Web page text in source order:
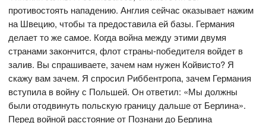
противостоять нападению. Англия сейчас оказывает нажим
на Швецию, чтобы та предоставила ей базы. Германия
делает то же самое. Когда война между этими двумя
странами закончится, флот страны-победителя войдет в
залив. Вы спрашиваете, зачем нам нужен Койвисто? Я
скажу вам зачем. Я спросил Риббентропа, зачем Германия
вступила в войну с Польшей. Он ответил: «Мы должны
были отодвинуть польскую границу дальше от Берлина».
Перед войной расстояние от Познани до Берлина